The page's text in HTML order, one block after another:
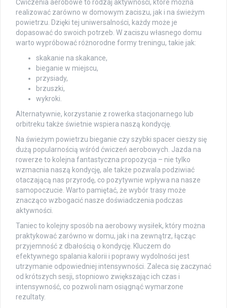
Ćwiczenia aerobowe to rodzaj aktywności, które można
realizować zarówno w domowym zaciszu, jak i na świeżym
powietrzu. Dzięki tej uniwersalności, każdy może je
dopasować do swoich potrzeb. W zaciszu własnego domu
warto wypróbować różnorodne formy treningu, takie jak:
skakanie na skakance,
bieganie w miejscu,
przysiady,
brzuszki,
wykroki.
Alternatywnie, korzystanie z rowerka stacjonarnego lub
orbitreku także świetnie wspiera naszą kondycję.
Na świeżym powietrzu bieganie czy szybki spacer cieszy się
dużą popularnością wśród ćwiczeń aerobowych. Jazda na
rowerze to kolejna fantastyczna propozycja – nie tylko
wzmacnia naszą kondycję, ale także pozwala podziwiać
otaczającą nas przyrodę, co pozytywnie wpływa na nasze
samopoczucie. Warto pamiętać, że wybór trasy może
znacząco wzbogacić nasze doświadczenia podczas
aktywności.
Taniec to kolejny sposób na aerobowy wysiłek, który można
praktykować zarówno w domu, jak i na zewnątrz, łącząc
przyjemność z dbałością o kondycję. Kluczem do
efektywnego spalania kalorii i poprawy wydolności jest
utrzymanie odpowiedniej intensywności. Zaleca się zaczynać
od krótszych sesji, stopniowo zwiększając ich czas i
intensywność, co pozwoli nam osiągnąć wymarzone
rezultaty.